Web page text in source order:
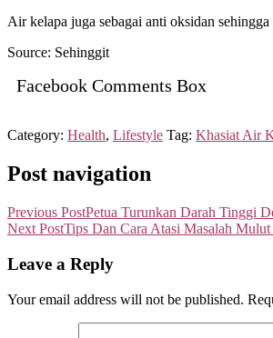
Air kelapa juga sebagai anti oksidan
Source: Sehinggit
Facebook Comments Box
Category: Health, Lifestyle Tag: Khasiat Air
Post navigation
Previous PostPetua Turunkan Darah Tinggi
Next PostTips Dan Cara Atasi Masalah
Leave a Reply
Your email address will not be published.